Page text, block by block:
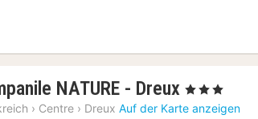
NATURE - Dreux 1
Nacht
, 3 Sterne
› Centre › Dreux Auf der Karte anzeigen